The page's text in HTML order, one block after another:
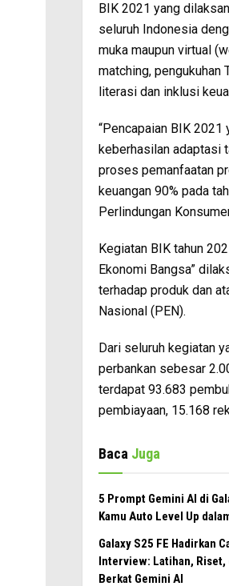
BIK 2021 yang
seluruh Indonesia
muka maupun virtual
matching, pengukuhan
literasi dan inklusi
“Pencapaian BIK
keberhasilan adaptasi
proses pemanfaatan
keuangan 90% pada
Perlindungan
Kegiatan BIK tahun
Ekonomi Bangsa”
terhadap produk dan
Nasional (PEN).
Dari seluruh kegiatan
perbankan sebesar
terdapat 93.683
pembiayaan, 15.168
Baca Juga
5 Prompt Gemini AI di
Kamu Auto Level Up
Galaxy S25 FE Hadirkan
Interview: Latihan,
Berkat Gemini AI